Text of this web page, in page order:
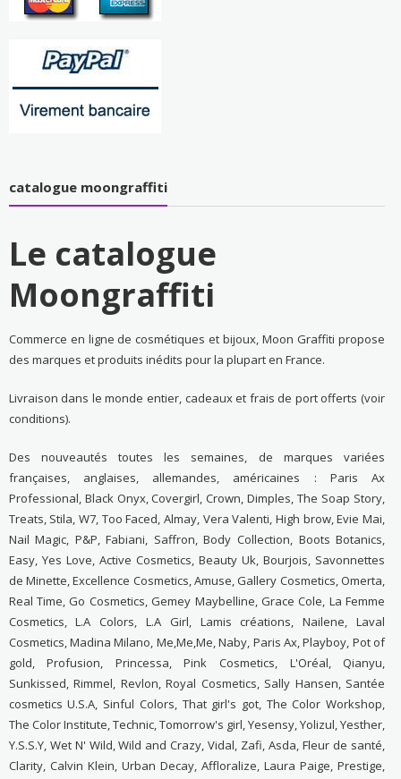
catalogue moongraffiti
Le catalogue
Moongraffiti
Commerce en ligne de cosmétiques et bijoux, Moon Graffiti propose
des marques et produits inédits pour la plupart en France.
Livraison dans le monde entier, cadeaux et frais de port offerts (voir
conditions).
Des nouveautés toutes les semaines, de marques variées
françaises, anglaises, allemandes, américaines : Paris Ax
Professional, Black Onyx, Covergirl, Crown, Dimples, The Soap Story,
Treats, Stila, W7, Too Faced, Almay, Vera Valenti, High brow, Evie Mai,
Nail Magic, P&P, Fabiani, Saffron, Body Collection, Boots Botanics,
Easy, Yes Love, Active Cosmetics, Beauty Uk, Bourjois, Savonnettes
de Minette, Excellence Cosmetics, Amuse, Gallery Cosmetics, Omerta,
Real Time, Go Cosmetics, Gemey Maybelline, Grace Cole, La Femme
Cosmetics, L.A Colors, L.A Girl, Lamis créations, Nailene, Laval
Cosmetics, Madina Milano, Me,Me,Me, Naby, Paris Ax, Playboy, Pot of
gold, Profusion, Princessa, Pink Cosmetics, L'Oréal, Qianyu,
Sunkissed, Rimmel, Revlon, Royal Cosmetics, Sally Hansen, Santée
cosmetics U.S.A, Sinful Colors, That girl's got, The Color Workshop,
The Color Institute, Technic, Tomorrow's girl, Yesensy, Yolizul, Yesther,
Y.S.S.Y, Wet N' Wild, Wild and Crazy, Vidal, Zafi, Asda, Fleur de santé,
Clarity, Calvin Klein, Urban Decay, Affloralize, Laura Paige, Prestige,